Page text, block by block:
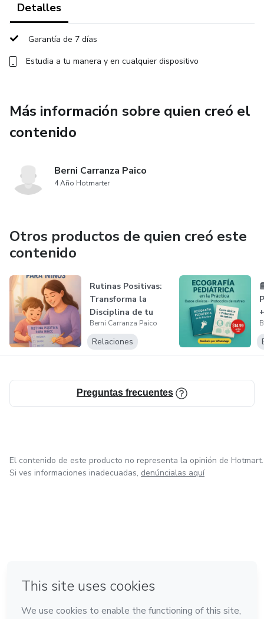
Detalles
Garantía de 7 días
Estudia a tu manera y en cualquier dispositivo
Más información sobre quien creó el
contenido
Berni Carranza Paico
4 Año Hotmarter
Otros productos de quien creó este
contenido
Rutinas Positivas:
Transforma la
Disciplina de tu
Hijo
Berni Carranza Paico
Relaciones
Preguntas frecuentes
El contenido de este producto no representa la opinión de Hotmart.
Si ves informaciones inadecuadas, denúncialas aquí
Hecho con❤ en Belo Horizonte